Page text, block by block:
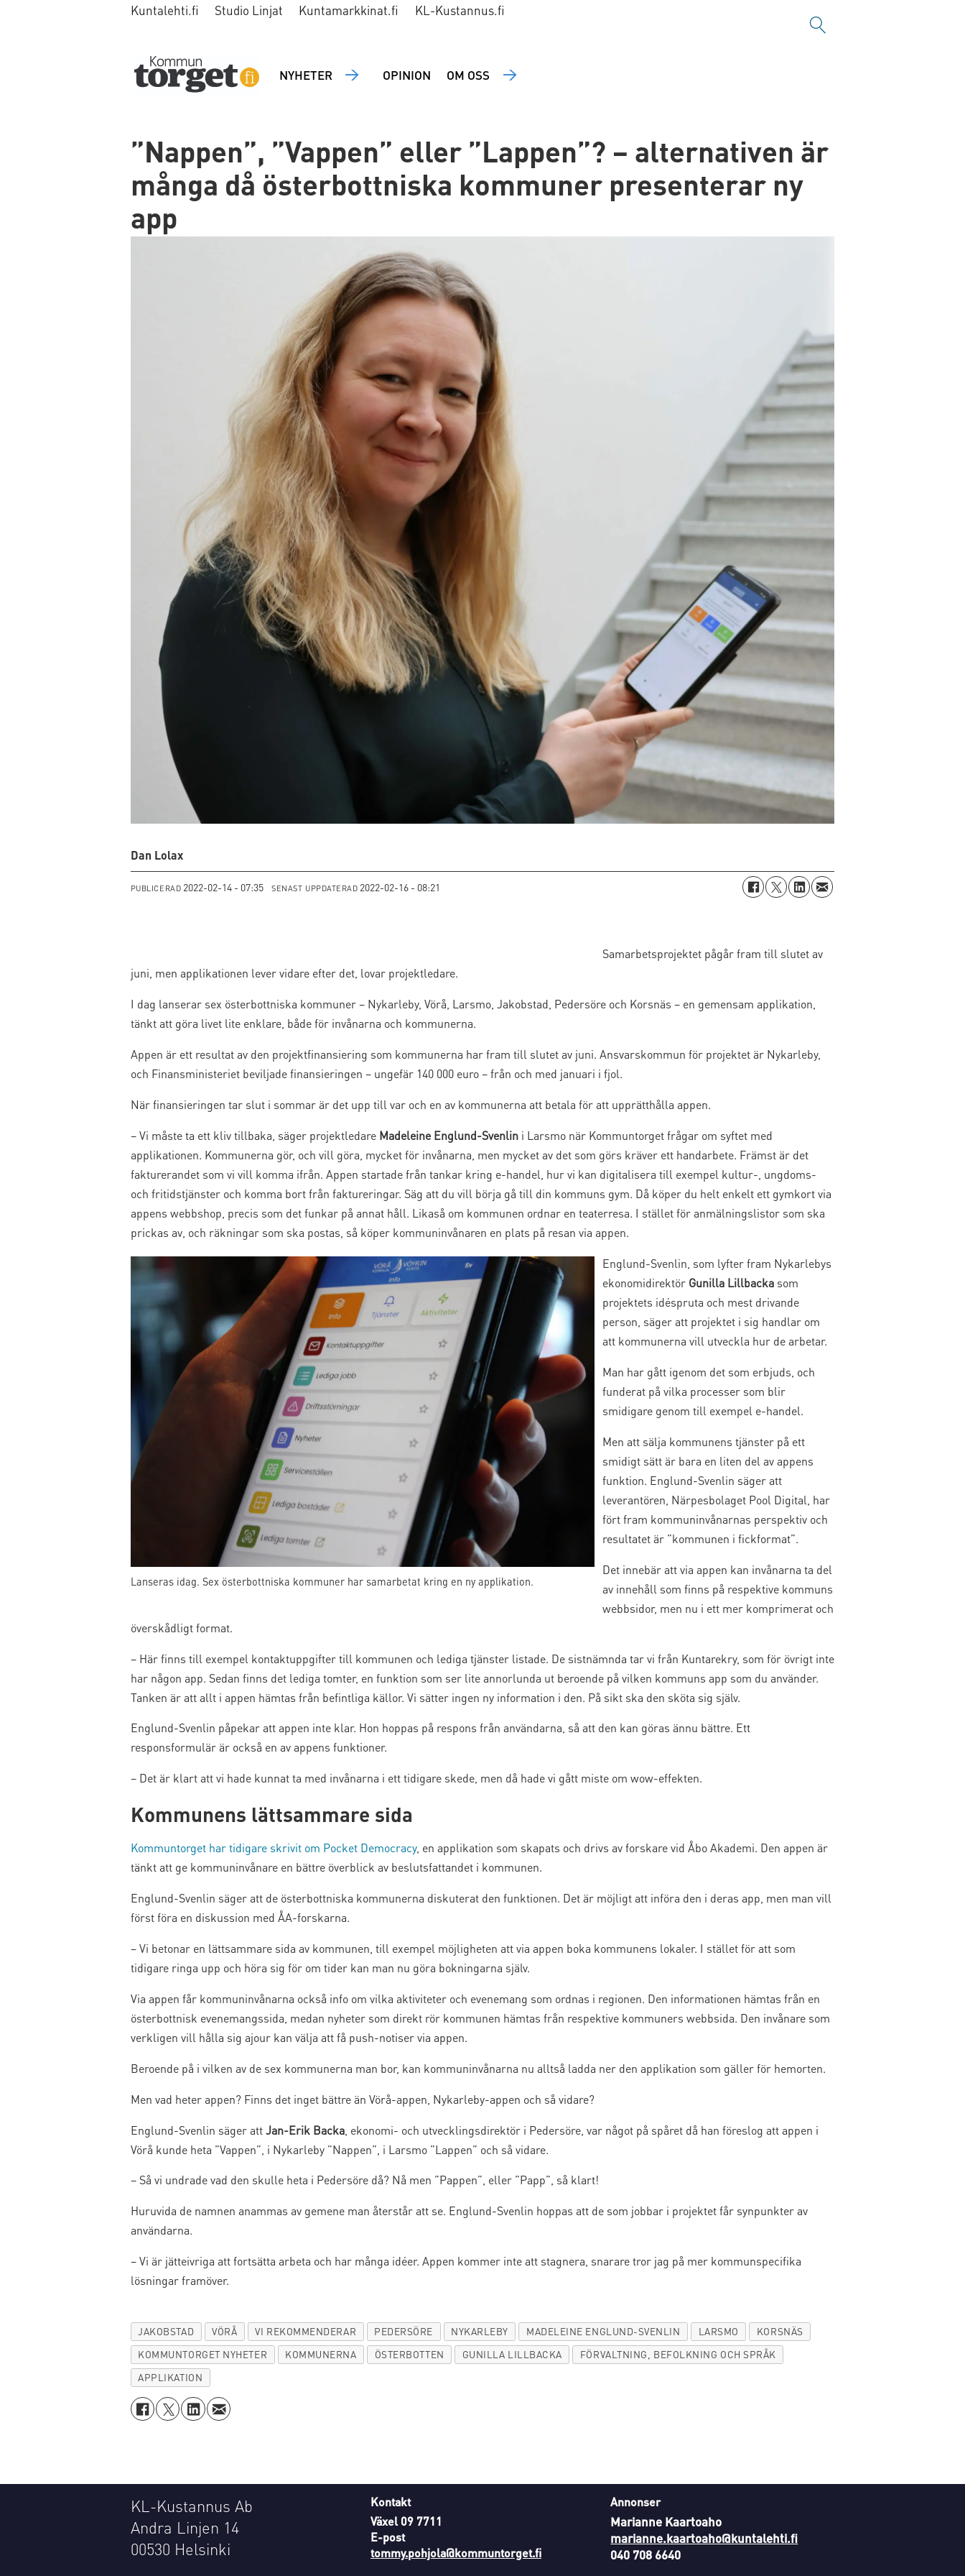
Kuntalehti.fi Studio Linjat Kuntamarkkinat.fi KL-Kustannus.fi
NYHETER OPINION OM OSS
”Nappen”, ”Vappen” eller ”Lappen”? – alternativen är
många då österbottniska kommuner presenterar ny
app
Dan Lolax
PUBLICERAD 2022-02-14 - 07:35 SENAST UPPDATERAD 2022-02-16 - 08:21
Samarbetsprojektet pågår fram till slutet av
juni, men applikationen lever vidare efter det, lovar projektledare.
I dag lanserar sex österbottniska kommuner – Nykarleby, Vörå, Larsmo, Jakobstad, Pedersöre och Korsnäs – en gemensam applikation,
tänkt att göra livet lite enklare, både för invånarna och kommunerna.
Appen är ett resultat av den projektfinansiering som kommunerna har fram till slutet av juni. Ansvarskommun för projektet är Nykarleby,
och Finansministeriet beviljade finansieringen – ungefär 140 000 euro – från och med januari i fjol.
När finansieringen tar slut i sommar är det upp till var och en av kommunerna att betala för att upprätthålla appen.
– Vi måste ta ett kliv tillbaka, säger projektledare Madeleine Englund-Svenlini Larsmo när Kommuntorget frågar om syftet med
applikationen. Kommunerna gör, och vill göra, mycket för invånarna, men mycket av det som görs kräver ett handarbete. Främst är det
fakturerandet som vi vill komma ifrån. Appen startade från tankar kring e-handel, hur vi kan digitalisera till exempel kultur-, ungdoms-
och fritidstjänster och komma bort från faktureringar. Säg att du vill börja gå till din kommuns gym. Då köper du helt enkelt ett gymkort via
appens webbshop, precis som det funkar på annat håll. Likaså om kommunen ordnar en teaterresa. I stället för anmälningslistor som ska
prickas av, och räkningar som ska postas, så köper kommuninvånaren en plats på resan via appen.
Lanseras idag. Sex österbottniska kommuner har samarbetat kring en ny applikation.
Englund-Svenlin, som lyfter fram Nykarlebys
ekonomidirektör Gunilla Lillbacka som
projektets idéspruta och mest drivande
person, säger att projektet i sig handlar om
att kommunerna vill utveckla hur de arbetar.
Man har gått igenom det som erbjuds, och
funderat på vilka processer som blir
smidigare genom till exempel e-handel.
Men att sälja kommunens tjänster på ett
smidigt sätt är bara en liten del av appens
funktion. Englund-Svenlin säger att
leverantören, Närpesbolaget Pool Digital, har
fört fram kommuninvånarnas perspektiv och
resultatet är ”kommunen i fickformat”.
Det innebär att via appen kan invånarna ta del
av innehåll som finns på respektive kommuns
webbsidor, men nu i ett mer komprimerat och
överskådligt format.
– Här finns till exempel kontaktuppgifter till kommunen och lediga tjänster listade. De sistnämnda tar vi från Kuntarekry, som för övrigt inte
har någon app. Sedan finns det lediga tomter, en funktion som ser lite annorlunda ut beroende på vilken kommuns app som du använder.
Tanken är att allt i appen hämtas från befintliga källor. Vi sätter ingen ny information i den. På sikt ska den sköta sig själv.
Englund-Svenlin påpekar att appen inte klar. Hon hoppas på respons från användarna, så att den kan göras ännu bättre. Ett
responsformulär är också en av appens funktioner.
– Det är klart att vi hade kunnat ta med invånarna i ett tidigare skede, men då hade vi gått miste om wow-effekten.
Kommunens lättsammare sida
Kommuntorget har tidigare skrivit om Pocket Democracy, en applikation som skapats och drivs av forskare vid Åbo Akademi. Den appen är
tänkt att ge kommuninvånare en bättre överblick av beslutsfattandet i kommunen.
Englund-Svenlin säger att de österbottniska kommunerna diskuterat den funktionen. Det är möjligt att införa den i deras app, men man vill
först föra en diskussion med ÅA-forskarna.
– Vi betonar en lättsammare sida av kommunen, till exempel möjligheten att via appen boka kommunens lokaler. I stället för att som
tidigare ringa upp och höra sig för om tider kan man nu göra bokningarna själv.
Via appen får kommuninvånarna också info om vilka aktiviteter och evenemang som ordnas i regionen. Den informationen hämtas från en
österbottnisk evenemangssida, medan nyheter som direkt rör kommunen hämtas från respektive kommuners webbsida. Den invånare som
verkligen vill hålla sig ajour kan välja att få push-notiser via appen.
Beroende på i vilken av de sex kommunerna man bor, kan kommuninvånarna nu alltså ladda ner den applikation som gäller för hemorten.
Men vad heter appen? Finns det inget bättre än Vörå-appen, Nykarleby-appen och så vidare?
Englund-Svenlin säger attJan-Erik Backa, ekonomi- och utvecklingsdirektör i Pedersöre, var något på spåret då han föreslog att appen i
Vörå kunde heta ”Vappen”, i Nykarleby ”Nappen”, i Larsmo ”Lappen” och så vidare.
– Så vi undrade vad den skulle heta i Pedersöre då? Nå men ”Pappen”, eller ”Papp”, så klart!
Huruvida de namnen anammas av gemene man återstår att se. Englund-Svenlin hoppas att de som jobbar i projektet får synpunkter av
användarna.
– Vi är jätteivriga att fortsätta arbeta och har många idéer. Appen kommer inte att stagnera, snarare tror jag på mer kommunspecifika
lösningar framöver.
JAKOBSTAD VÖRÅ VI REKOMMENDERAR PEDERSÖRE NYKARLEBY MADELEINE ENGLUND-SVENLIN LARSMO
KORSNÄS
KOMMUNTORGET NYHETER
KOMMUNERNA ÖSTERBOTTEN GUNILLA LILLBACKA
FÖRVALTNING, BEFOLKNING OCH SPRÅK
APPLIKATION
KL-Kustannus Ab
Andra Linjen 14
00530 Helsinki
Kontakt
Växel 09 7711
E-post
tommy.pohjola@kommuntorget.fi
Annonser
Marianne Kaartoaho
marianne.kaartoaho@kuntalehti.fi
040 708 6640